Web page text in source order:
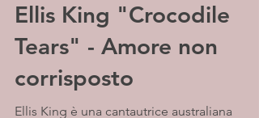
Ellis King "Crocodile
Tears" - Amore non
corrisposto
Ellis King è una cantautrice australiana